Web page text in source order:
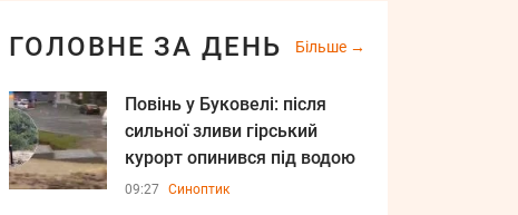
ГОЛОВНЕ ЗА ДЕНЬ Більше
Повінь у Буковелі: після
сильної зливи гірський
курорт опинився під водою
09:27 Синоптик